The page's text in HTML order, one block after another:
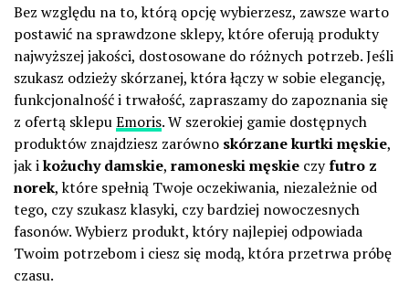
Bez względu na to, którą opcję wybierzesz, zawsze warto
postawić na sprawdzone sklepy, które oferują produkty
najwyższej jakości, dostosowane do różnych potrzeb. Jeśli
szukasz odzieży skórzanej, która łączy w sobie elegancję,
funkcjonalność i trwałość, zapraszamy do zapoznania się
z ofertą sklepuEmoris. W szerokiej gamie dostępnych
produktów znajdziesz zarówno skórzane kurtki męskie,
jak ikożuchy damskie, ramoneski męskie czyfutro z
norek, które spełnią Twoje oczekiwania, niezależnie od
tego, czy szukasz klasyki, czy bardziej nowoczesnych
fasonów. Wybierz produkt, który najlepiej odpowiada
Twoim potrzebom i ciesz się modą, która przetrwa próbę
czasu.